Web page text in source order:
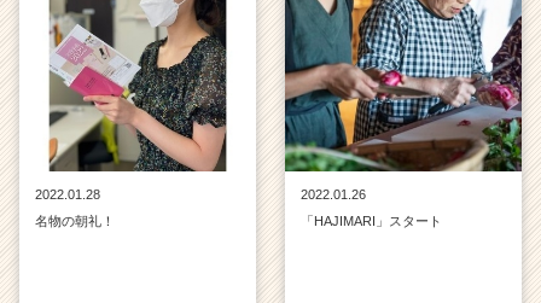
2022.01.28
名物の朝礼！
2022.01.26
「HAJIMARI」スタート